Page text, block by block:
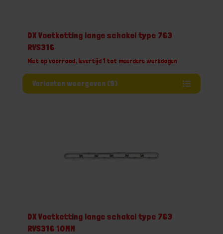
DX Voetketting lange schakel type 763
RVS316
Niet op voorraad, levertijd 1 tot meerdere werkdagen
Varianten weergeven (9)
DX Voetketting lange schakel type 763
RVS316 10MM